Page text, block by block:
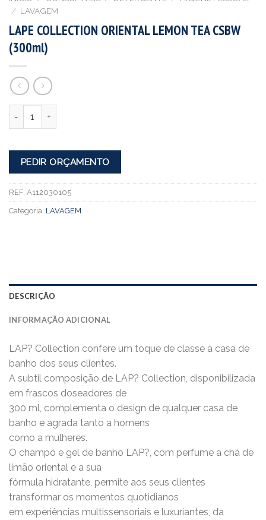
/ LAVAGEM
LAPE COLLECTION ORIENTAL LEMON TEA CSBW
(300ml)
PEDIR ORÇAMENTO
REF: A112030105
Categoria: LAVAGEM
DESCRIÇÃO
INFORMAÇÃO ADICIONAL
LAP? Collection confere um toque de classe à casa de
banho dos seus clientes.
A subtil composição de LAP? Collection, disponibilizada
em frascos doseadores de
300 ml, complementa o design de qualquer casa de
banho e agrada tanto a homens
como a mulheres.
O champô e gel de banho LAP?, com perfume a chá de
limão oriental e a sua
fórmula hidratante, permite aos seus clientes
transformar os momentos quotidianos
em experiências multissensoriais e luxuriantes, da